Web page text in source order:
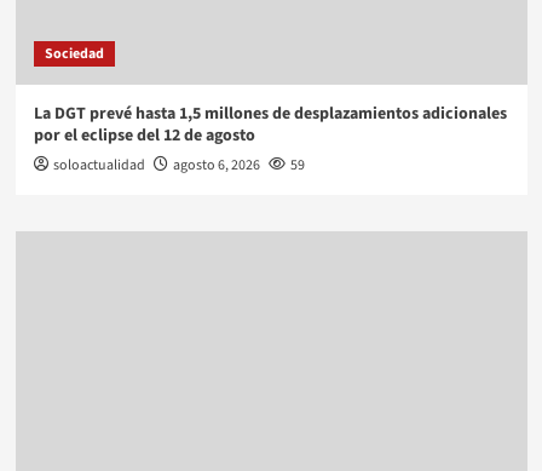
Sociedad
La DGT prevé hasta 1,5 millones de desplazamientos adicionales
por el eclipse del 12 de agosto
soloactualidad agosto 6, 2026 59